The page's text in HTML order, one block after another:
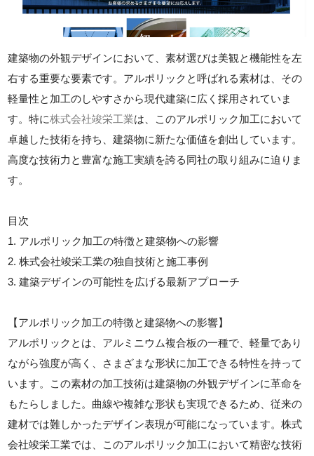
建築物の外観デザインにおいて、素材選びは美観と機能性を左
右する重要な要素です。アルポリックと呼ばれる素材は、その
軽量性と加工のしやすさから現代建築に広く採用されていま
す。特に株式会社竣栄工業は、このアルポリック加工において
卓越した技術を持ち、建築物に新たな価値を創出しています。
高度な技術力と豊富な施工実績を誇る同社の取り組みに迫りま
す。
目次
1. アルポリック加工の特徴と建築物への影響
2. 株式会社竣栄工業の独自技術と施工事例
3. 建築デザインの可能性を広げる最新アプローチ
【アルポリック加工の特徴と建築物への影響】
アルポリックとは、アルミニウム複合板の一種で、軽量であり
ながら強度が高く、さまざまな形状に加工できる特性を持って
います。この素材の加工技術は建築物の外観デザインに革命を
もたらしました。曲線や複雑な形状も実現できるため、従来の
建材では難しかったデザイン表現が可能になっています。株式
会社竣栄工業では、このアルポリック加工において精密な技術